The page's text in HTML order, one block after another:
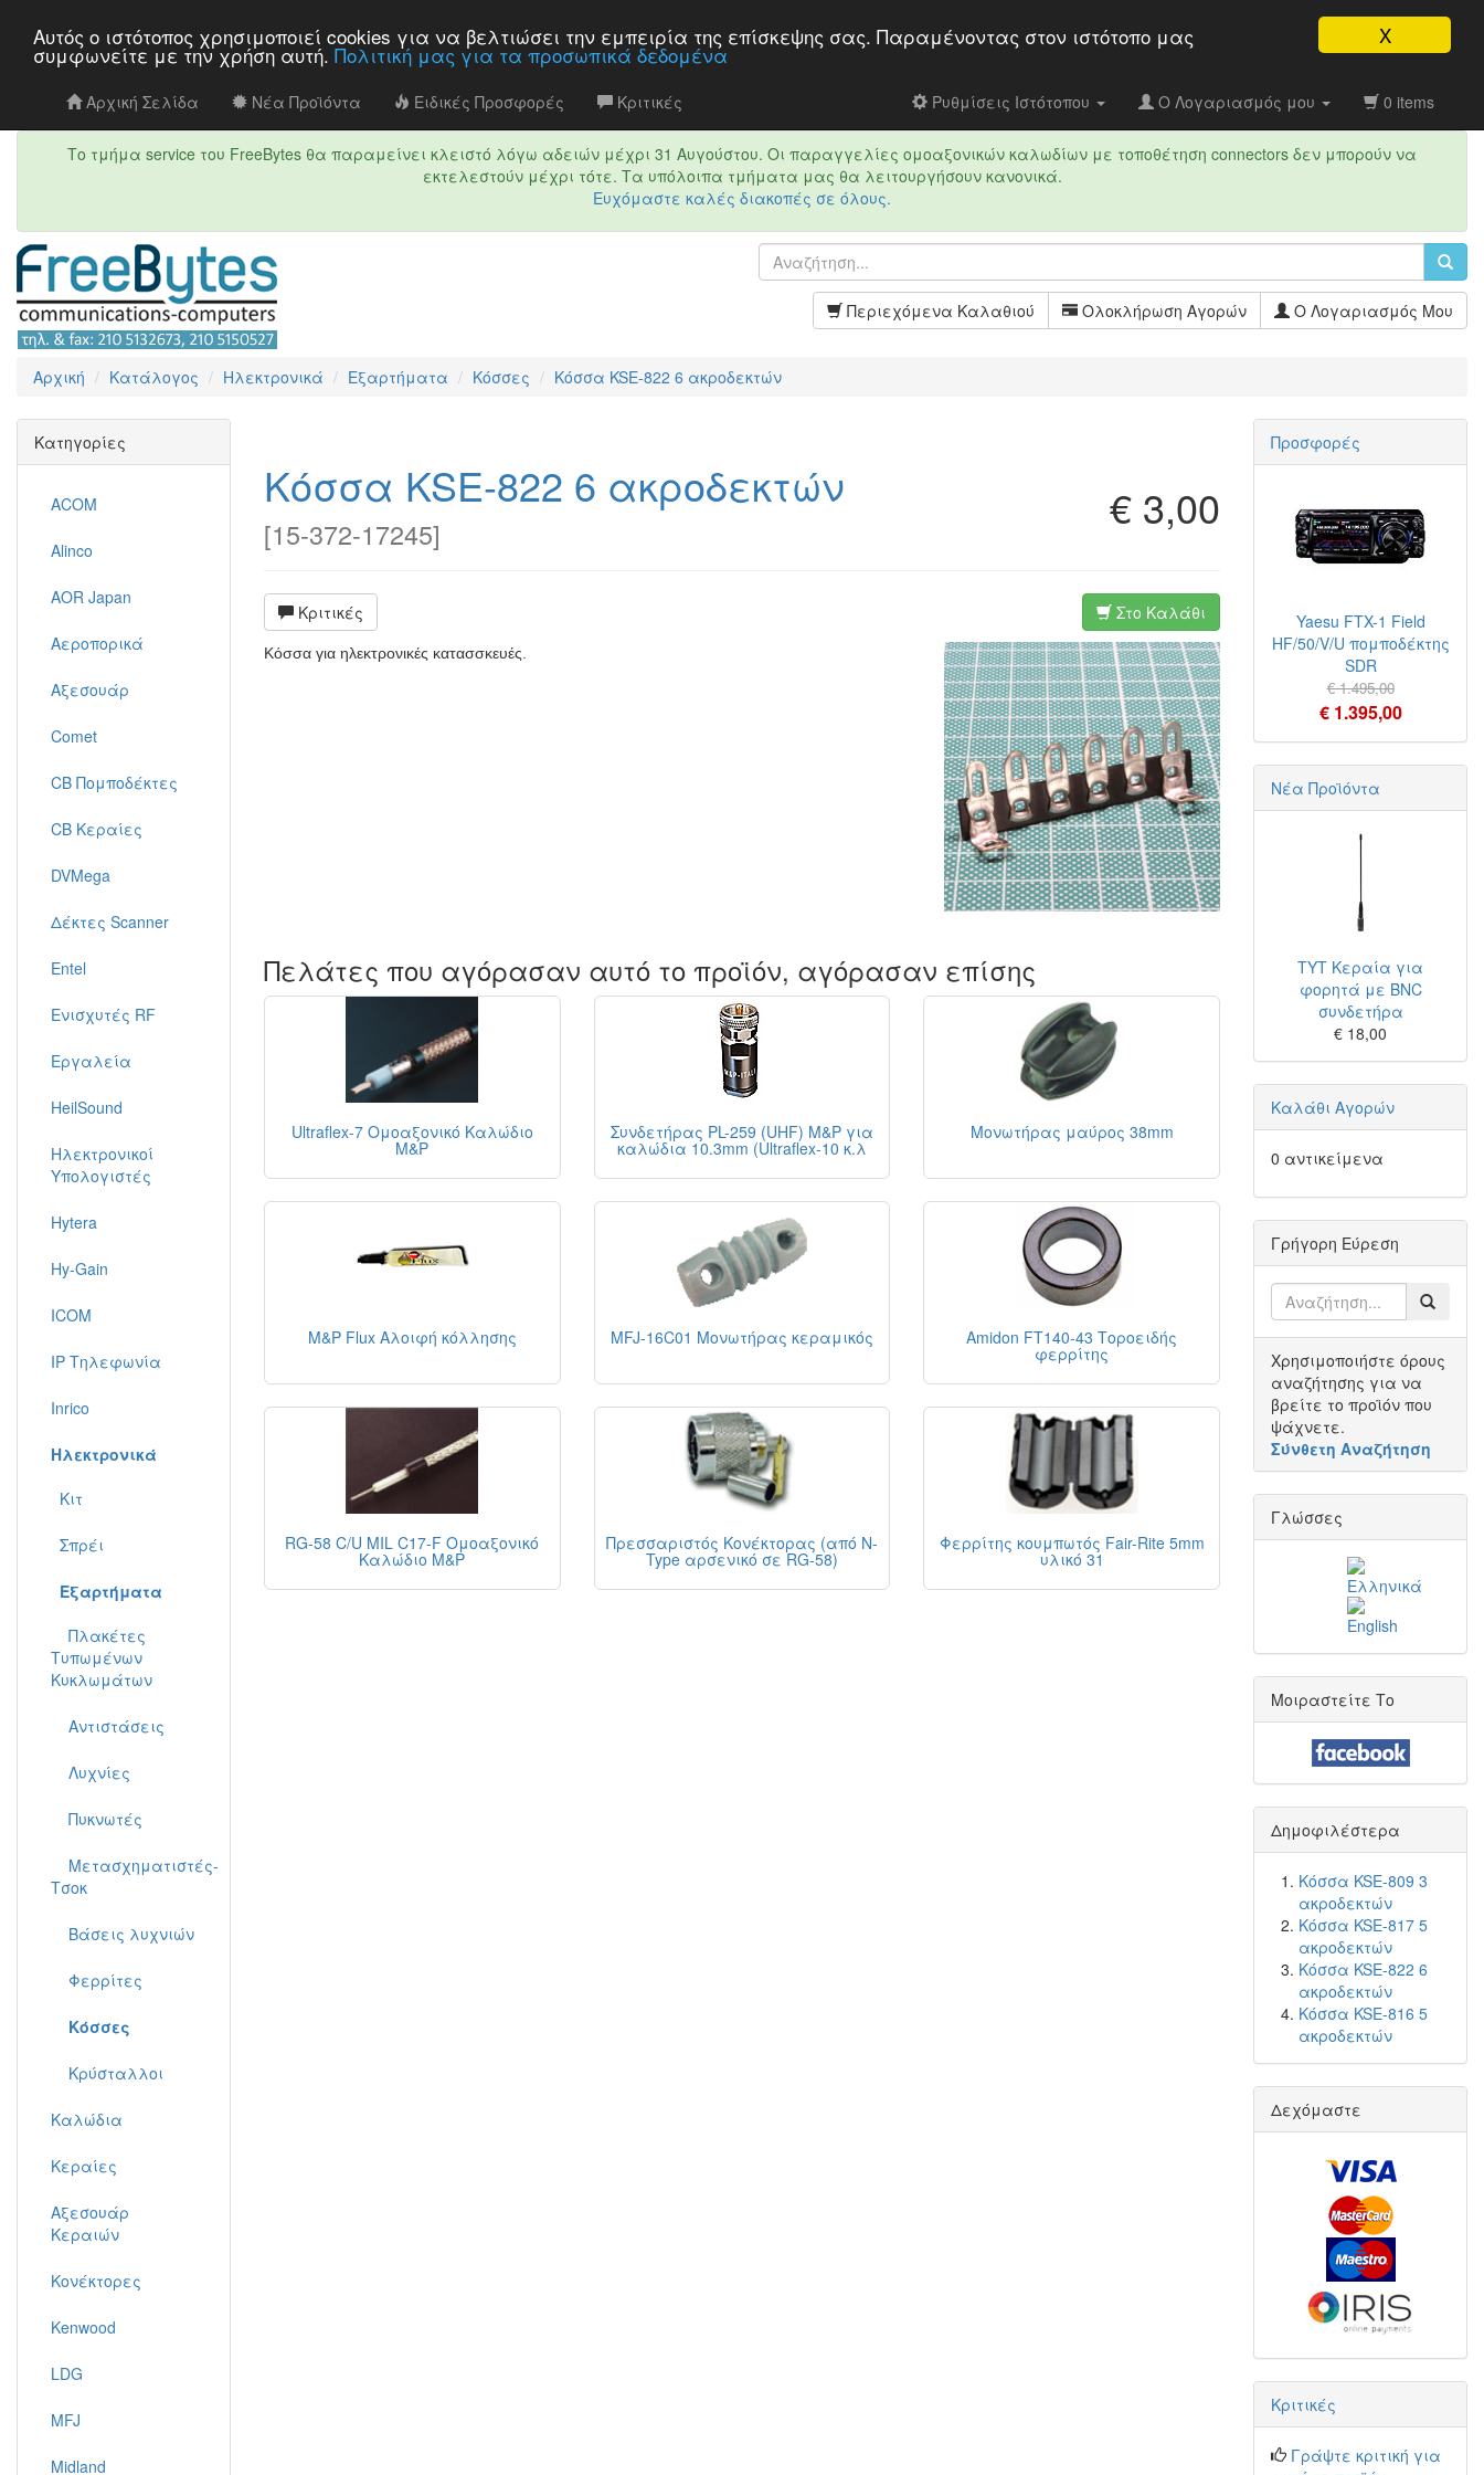
X
Αυτός ο ιστότοπος χρησιμοποιεί cookies για να βελτιώσει την εμπειρία της επίσκεψης σας. Παραμένοντας στον ιστότοπo μας
συμφωνείτε με την χρήση αυτή. Πολιτική μας για τα προσωπικά δεδομένα
Αρχική Σελίδα Νέα Προϊόντα Ειδικές Προσφορές Κριτικές Ρυθμίσεις Ιστότοπου Ο Λογαριασμός μου 0 items
Το τμήμα service του FreeBytes θα παραμείνει κλειστό λόγω αδειών μέχρι 31 Αυγούστου. Οι παραγγελίες ομοαξονικών καλωδίων με τοποθέτηση connectors δεν μπορούν να
εκτελεστούν μέχρι τότε. Τα υπόλοιπα τμήματα μας θα λειτουργήσουν κανονικά.
Ευχόμαστε καλές διακοπές σε όλους.
Περιεχόμενα Καλαθιού Ολοκλήρωση Αγορών Ο Λογαριασμός Μου
Αρχική Κατάλογος Ηλεκτρονικά Εξαρτήματα Κόσσες Κόσσα KSE-822 6 ακροδεκτών
€ 3,00
Κόσσα KSE-822 6 ακροδεκτών
[15-372-17245]
Κριτικές Στο Καλάθι
Κόσσα για ηλεκτρονικές κατασσκευές.
Πελάτες που αγόρασαν αυτό το προϊόν, αγόρασαν επίσης
Ultraflex-7 Ομοαξονικό Καλώδιο
M&P
Συνδετήρας PL-259 (UHF) M&P για
καλώδια 10.3mm (Ultraflex-10 κ.λ
Μονωτήρας μαύρος 38mm
M&P Flux Αλοιφή κόλλησης MFJ-16C01 Μονωτήρας κεραμικός Amidon FT140-43 Τοροειδής
φερρίτης
RG-58 C/U MIL C17-F Ομοαξονικό
Καλώδιο M&P
Πρεσσαριστός Κονέκτορας (από N-
Type αρσενικό σε RG-58)
Φερρίτης κουμπωτός Fair-Rite 5mm
υλικό 31
Κατηγορίες
ACOM
Alinco
AOR Japan
Αεροπορικά
Αξεσουάρ
Comet
CB Πομποδέκτες
CB Κεραίες
DVMega
Δέκτες Scanner
Entel
Ενισχυτές RF
Εργαλεία
HeilSound
Ηλεκτρονικοί
Υπολογιστές
Hytera
Hy-Gain
ICOM
IP Τηλεφωνία
Inrico
Ηλεκτρονικά
Κιτ
Σπρέι
Εξαρτήματα
Πλακέτες
Τυπωμένων
Κυκλωμάτων
Αντιστάσεις
Λυχνίες
Πυκνωτές
Μετασχηματιστές-
Τσοκ
Βάσεις λυχνιών
Φερρίτες
Κόσσες
Κρύσταλλοι
Καλώδια
Κεραίες
Αξεσουάρ
Κεραιών
Κονέκτορες
Kenwood
LDG
MFJ
Midland
Προσφορές
Yaesu FTX-1 Field
HF/50/V/U πομποδέκτης
SDR
€ 1.495,00
€ 1.395,00
Νέα Προϊόντα
TYT Κεραία για
φορητά με BNC
συνδετήρα
€ 18,00
Καλάθι Αγορών
0 αντικείμενα
Γρήγορη Εύρεση
Χρησιμοποιήστε όρους
αναζήτησης για να
βρείτε το προϊόν που
ψάχνετε.
Σύνθετη Αναζήτηση
Γλώσσες
Μοιραστείτε Το
Δημοφιλέστερα
Κόσσα KSE-809 3
ακροδεκτών
Κόσσα KSE-817 5
ακροδεκτών
Κόσσα KSE-822 6
ακροδεκτών
Κόσσα KSE-816 5
ακροδεκτών
Δεχόμαστε
Κριτικές
Γράψτε κριτική για